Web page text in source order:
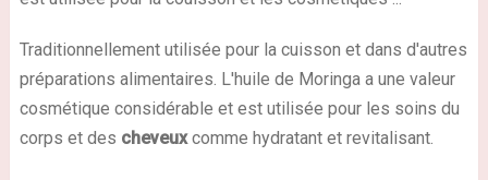
Traditionnellement utilisée pour la cuisson et dans d'autres
préparations alimentaires. L'huile de Moringa a une valeur
cosmétique considérable et est utilisée pour les soins du
corps et des cheveuxcomme hydratant et revitalisant.